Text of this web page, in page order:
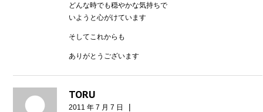
どんな時でも穏やかな気持ちで
いようと心がけています
そしてこれからも
ありがとうございます
TORU
2011 年 7 月 7 日 |